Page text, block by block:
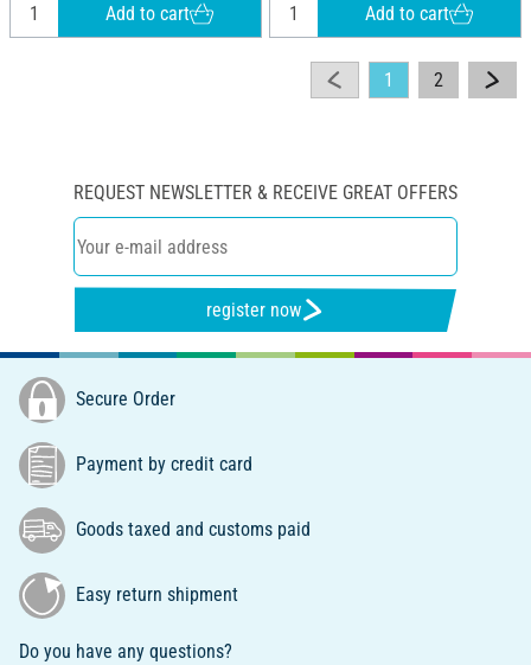
Add to cart Add to cart
1 2
REQUEST NEWSLETTER & RECEIVE GREAT OFFERS
register now
Secure Order
Payment by credit card
Goods taxed and customs paid
Easy return shipment
Do you have any questions?